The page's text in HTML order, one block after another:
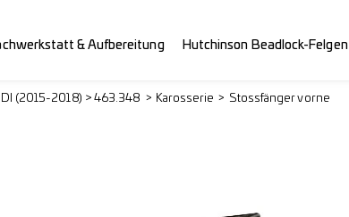
& Aufbereitung Hutchinson Beadlock-Felgen
(2015-2018) > 463.348 Karosserie Stossfänger vorne